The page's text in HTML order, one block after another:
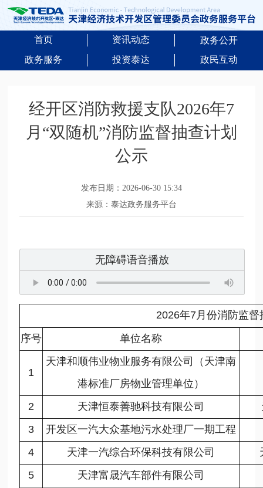
首页 资讯动态
政务公开
政务服务
投资泰达 政民互动
经开区消防救援支队2026年7
月“双随机”消防监督抽查计划
公示
发布日期：2026-06-30 15:34
来源：泰达政务服务平台
无障碍语音播放
2026年7月份消防监
序号
单位名称
1
天津和顺伟业物业服务有限公司（天津南
港标准厂房物业管理单位）
2
天津恒泰善驰科技有限公司
3
开发区一汽大众基地污水处理厂一期工程
4
天津一汽综合环保科技有限公司
5
天津富晟汽车部件有限公司